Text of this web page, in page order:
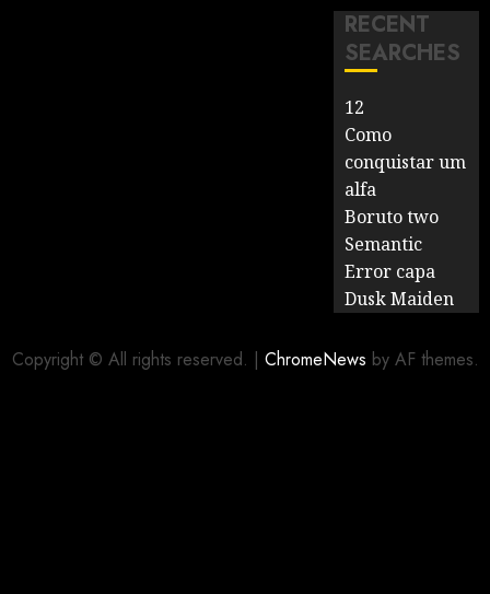
RECENT
SEARCHES
12
Como
conquistar um
alfa
Boruto two
Semantic
Error capa
Dusk Maiden
Copyright © All rights reserved. | ChromeNews by AF themes.